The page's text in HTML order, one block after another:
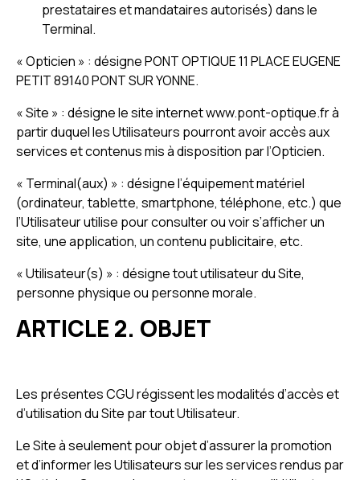
prestataires et mandataires autorisés) dans le
Terminal.
« Opticien » : désigne PONT OPTIQUE 11 PLACE EUGENE
PETIT 89140 PONT SUR YONNE.
« Site » : désigne le site internet www.pont-optique.fr à
partir duquel les Utilisateurs pourront avoir accès aux
services et contenus mis à disposition par l’Opticien.
« Terminal(aux) » : désigne l’équipement matériel
(ordinateur, tablette, smartphone, téléphone, etc.) que
l’Utilisateur utilise pour consulter ou voir s’afficher un
site, une application, un contenu publicitaire, etc.
« Utilisateur(s) » : désigne tout utilisateur du Site,
personne physique ou personne morale.
ARTICLE 2. OBJET
Les présentes CGU régissent les modalités d’accès et
d’utilisation du Site par tout Utilisateur.
Le Site à seulement pour objet d’assurer la promotion
et d’informer les Utilisateurs sur les services rendus par